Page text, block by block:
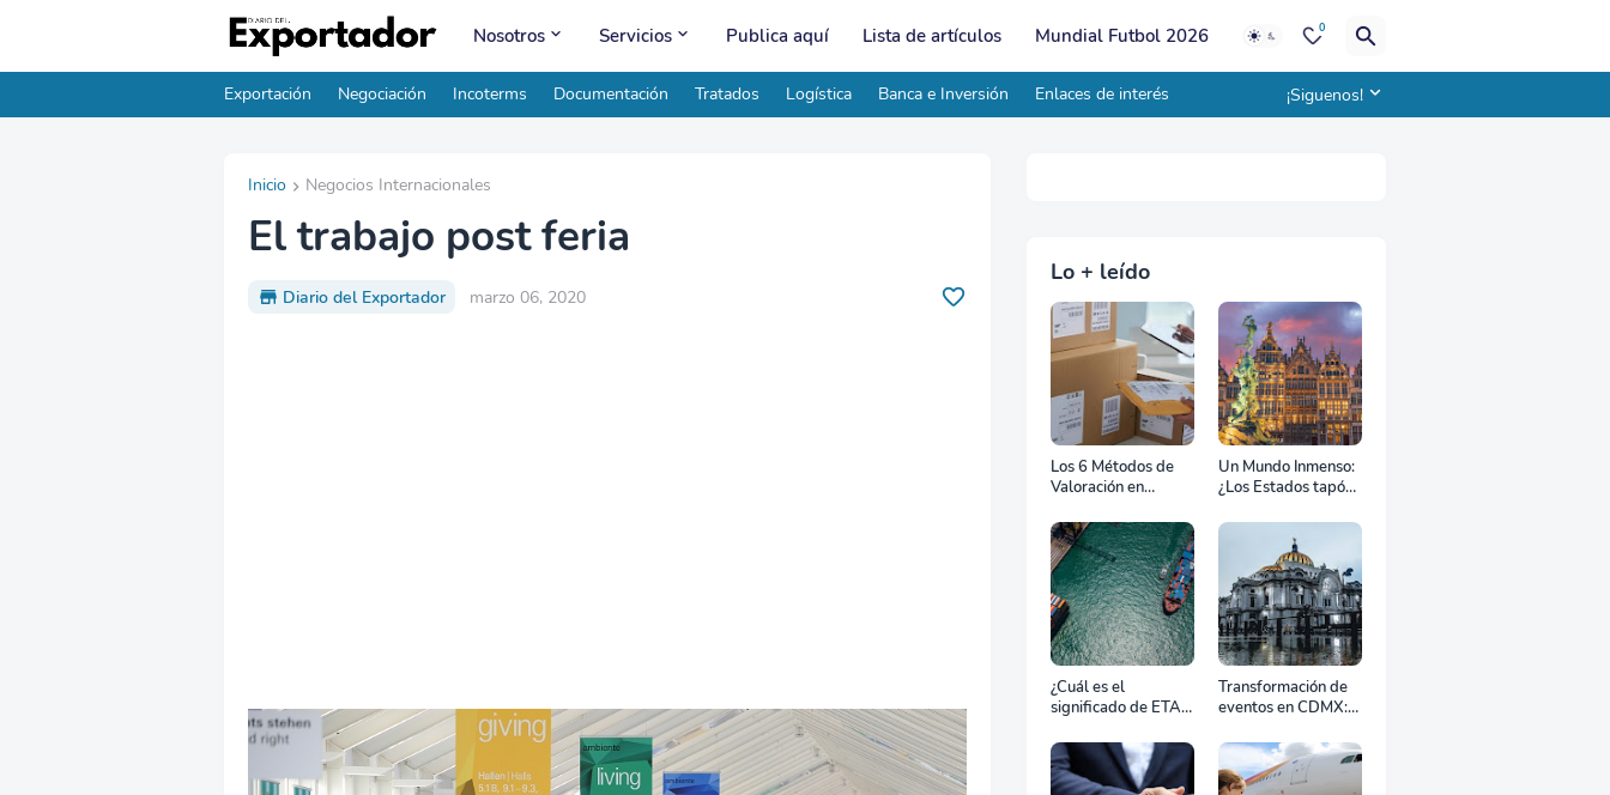
Nosotros Servicios Publica aquí Lista de artículos Mundial Futbol 2026 0
Exportación Negociación Incoterms Documentación Tratados Logística Banca e Inversión Enlaces de interés ¡Siguenos!
Inicio Negocios Internacionales
El trabajo post feria
Diario del Exportador marzo 06, 2020
Lo + leído
Los 6 Métodos de
Valoración en
Un Mundo Inmenso:
¿Los Estados tapón,
o zona de combate?
¿Cuál es el
significado de ETA,
el transporte
marítimo?
Transformación de
eventos en CDMX:
profesional de
equipos define el
éxito de tu